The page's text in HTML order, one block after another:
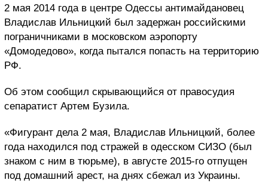
2 мая 2014 года в центре Одессы антимайдановец
Владислав Ильницкий был задержан российскими
пограничниками в московском аэропорту
«Домодедово», когда пытался попасть на территорию
РФ.
Об этом сообщил скрывающийся от правосудия
сепаратист Артем Бузила.
«Фигурант дела 2 мая, Владислав Ильницкий, более
года находился под стражей в одесском СИЗО (был
знаком с ним в тюрьме), в августе 2015-го отпущен
под домашний арест, на днях сбежал из Украины.